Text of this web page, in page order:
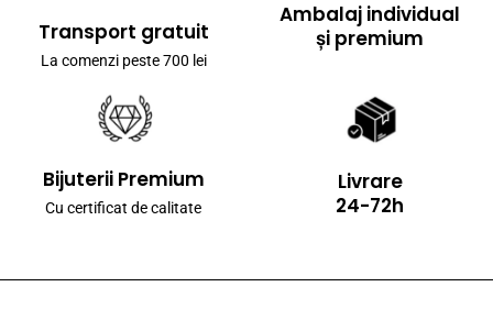
Transport gratuit
La comenzi peste 700 lei
Ambalaj individual
și premium
Bijuterii Premium
Cu certificat de calitate
Livrare
24-72h